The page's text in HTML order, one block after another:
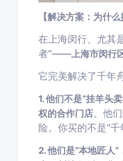
【解决方案：为什
在上海闵行、尤其
者”——上海市闵行
它完美解决了千年
1. 他们不是“挂羊头
权的合作门店。他
险。你买的不是“千
2. 他们是“本地匠人”